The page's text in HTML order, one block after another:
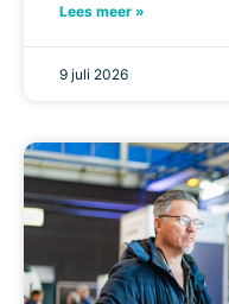
Lees meer »
9 juli 2026